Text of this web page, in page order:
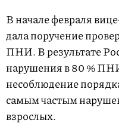
В начале февраля
дала поручение
ПНИ. В результате
нарушения в 80 %
несоблюдение
самым частым
взрослых.